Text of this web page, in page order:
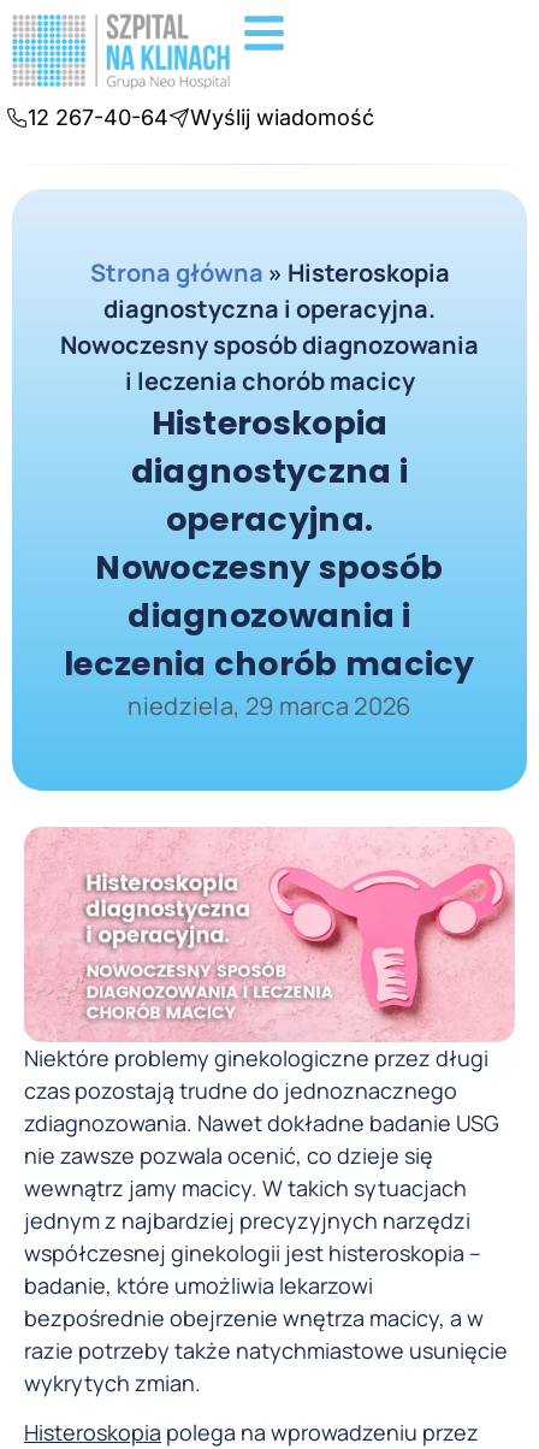
12 267-40-64 Wyślij wiadomość
Strona główna » Histeroskopia
diagnostyczna i operacyjna.
Nowoczesny sposób diagnozowania
i leczenia chorób macicy
Histeroskopia
diagnostyczna i
operacyjna.
Nowoczesny sposób
diagnozowania i
leczenia chorób macicy
niedziela, 29 marca 2026
Niektóre problemy ginekologiczne przez długi
czas pozostają trudne do jednoznacznego
zdiagnozowania. Nawet dokładne badanie USG
nie zawsze pozwala ocenić, co dzieje się
wewnątrz jamy macicy. W takich sytuacjach
jednym z najbardziej precyzyjnych narzędzi
współczesnej ginekologii jest histeroskopia –
badanie, które umożliwia lekarzowi
bezpośrednie obejrzenie wnętrza macicy, a w
razie potrzeby także natychmiastowe usunięcie
wykrytych zmian.
Histeroskopia polega na wprowadzeniu przez